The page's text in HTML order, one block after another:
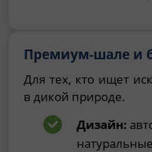
Премиум-шале и
Для тех, кто ищет
в дикой природе.
Дизайн: